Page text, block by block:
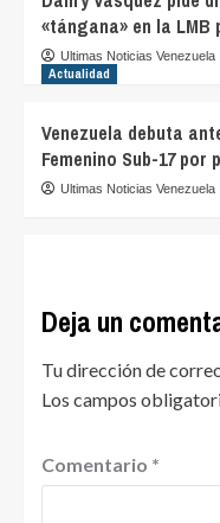
«tángana» en la
Ultimas Noticias Venezuela
Actualidad
Venezuela debuta
Femenino Sub-17
Ultimas Noticias Venezuela
Deja un
Tu dirección de
Los campos
Comentario *